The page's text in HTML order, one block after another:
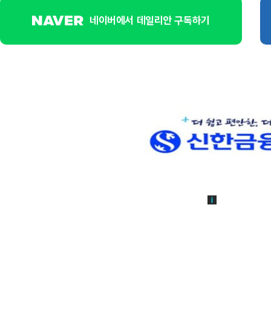
네이버에서 데일리안 구독하기